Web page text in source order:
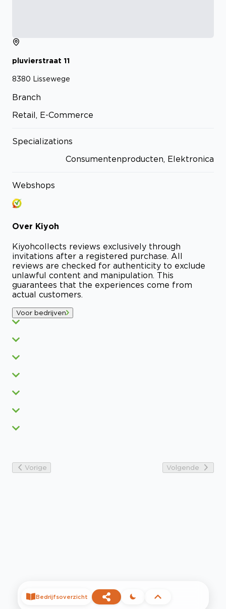
pluvierstraat 11
8380 Lissewege
Branch
Retail, E-Commerce
Specializations
Consumentenproducten, Elektronica
Webshops
Over Kiyoh
Kiyohcollects reviews exclusively through
invitations after a registered purchase. All
reviews are checked for authenticity to exclude
unlawful content and manipulation. This
guarantees that the experiences come from
actual customers.
Voor bedrijven
Vorige Volgende
Bedrijfsoverzicht